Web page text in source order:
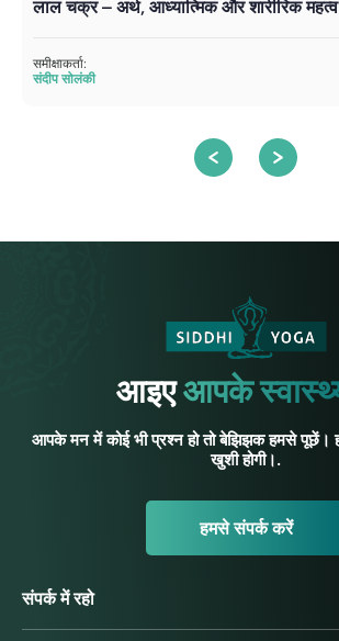
लाल चक्र – अर्थ, आध्यात्मिक और शारीरिक महत्व
समीक्षाकर्ता:
संदीप सोलंकी
आइएआपके
आपके मन में कोई भी प्रश्न हो तो बेझिझक हमसे पूछें।
खुशी होगी।.
हमसे संपर्क करें
संपर्क में रहो